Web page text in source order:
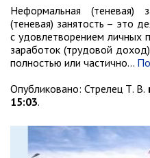
Росреестр
Новости
Анонсы
Объявления
Опросы
ПОСЛЕДНИЕ
Неформальная
(теневая) занятость – это
с удовлетворением личных
заработок (трудовой
полностью или частично…
Опубликовано: Стрелец Т. В.
15:03.